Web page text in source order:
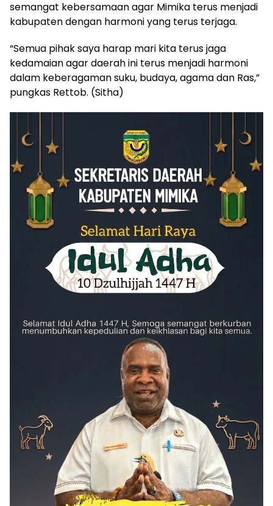
semangat kebersamaan agar Mimika terus menjadi
kabupaten dengan harmoni yang terus terjaga.
“Semua pihak saya harap mari kita terus jaga
kedamaian agar daerah ini terus menjadi harmoni
dalam keberagaman suku, budaya, agama dan Ras,”
pungkas Rettob. (Sitha)